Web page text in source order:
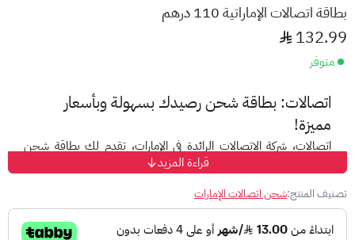
بطاقة اتصالات الإماراتية 110 درهم
132.99
متوفر
اتصالات: بطاقة شحن رصيدك بسهولة وبأسعار
مميزة!
اتصالات، شركة الاتصالات الرائدة في الإمارات، تقدم لك بطاقة شحن
رصيد سهلة الاستخدام وبأسعار تناسب احتياجاتك. مع بطاقة اتصالات،
يمكنك:
إجراء مكالمات محلية ودوليةبأسعار مميزة.
إرسال رسائل نصيةإلى جميع الأرقام داخل أو خارج الشبكة.
قراءة المزيد
تصنيف المنتج:شحن اتصالات الإمارات